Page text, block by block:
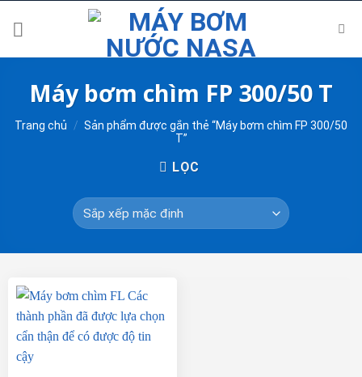
Máy bơm chìm FP 300/50 T
Trang chủ / Sản phẩm được gắn thẻ “Máy bơm chìm FP 300/50
T”
LỌC